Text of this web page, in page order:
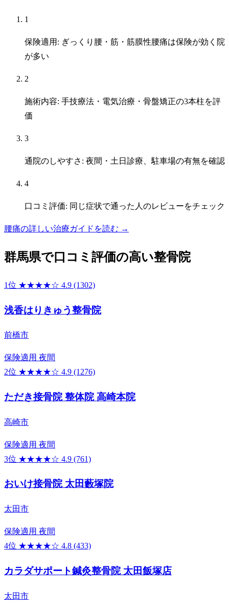
1
保険適用: ぎっくり腰・筋・筋膜性腰痛は保険が効く院
が多い
2
施術内容: 手技療法・電気治療・骨盤矯正の3本柱を評
価
3
通院のしやすさ: 夜間・土日診療、駐車場の有無を確認
4
口コミ評価: 同じ症状で通った人のレビューをチェック
腰痛の詳しい治療ガイドを読む →
群馬県で口コミ評価の高い整骨院
1位 ★★★★☆ 4.9 (1302)
浅香はりきゅう整骨院
前橋市
保険適用 夜間
2位 ★★★★☆ 4.9 (1276)
ただき接骨院 整体院 高崎本院
高崎市
保険適用 夜間
3位 ★★★★☆ 4.9 (761)
おいけ接骨院 太田藪塚院
太田市
保険適用 夜間
4位 ★★★★☆ 4.8 (433)
カラダサポート鍼灸整骨院 太田飯塚店
太田市